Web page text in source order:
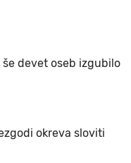
devet oseb izgubilo
okreva sloviti